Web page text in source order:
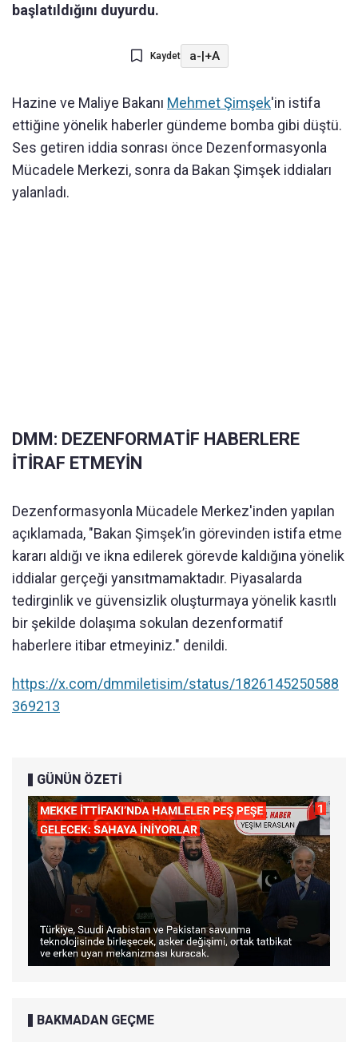
başlatıldığını duyurdu.
Kaydet a-|+A
Hazine ve Maliye Bakanı Mehmet Şimşek'in istifa
ettiğine yönelik haberler gündeme bomba gibi düştü.
Ses getiren iddia sonrası önce Dezenformasyonla
Mücadele Merkezi, sonra da Bakan Şimşek iddiaları
yalanladı.
DMM: DEZENFORMATİF HABERLERE
İTİRAF ETMEYİN
Dezenformasyonla Mücadele Merkez'inden yapılan
açıklamada, "Bakan Şimşek’in görevinden istifa etme
kararı aldığı ve ikna edilerek görevde kaldığına yönelik
iddialar gerçeği yansıtmamaktadır. Piyasalarda
tedirginlik ve güvensizlik oluşturmaya yönelik kasıtlı
bir şekilde dolaşıma sokulan dezenformatif
haberlere itibar etmeyiniz." denildi.
https://x.com/dmmiletisim/status/1826145250588
369213
GÜNÜN ÖZETİ
BAKMADAN GEÇME